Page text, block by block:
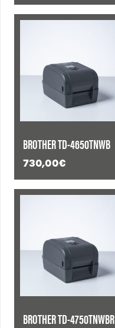
BROTHER TD-4650TNWB
730,00€
BROTHER TD-4750TNWBR